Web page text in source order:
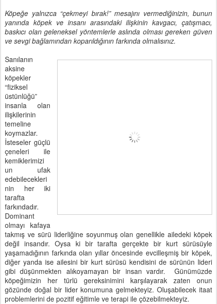
Köpeğe yalnızca “çekmeyi bırak!” mesajını vermediğinizin, bunun
yanında köpek ve insanı arasındaki ilişkinin kavgacı, çatışmacı,
baskıcı olan geleneksel yöntemlerle aslında olması gereken güven
ve sevgi bağlamından koparıldığının farkında olmalısınız.
Sanılanın
aksine
köpekler
“fiziksel
üstünlüğü”
insanla olan
ilişkilerinin
temeline
koymazlar.
İsteseler güçlü
çeneleri ile
kemiklerimizi
un ufak
edebilecekleri
nin her iki
tarafta
farkındadır.
Dominant
olmayı kafaya
takmış ve sürü liderliğine soyunmuş olan genellikle ailedeki köpek
değil insandır. Oysa ki bir tarafta gerçekte bir kurt sürüsüyle
yaşamadığının farkında olan yıllar öncesinde evcilleşmiş bir köpek,
diğer yanda ise ailesini bir kurt sürüsü kendisini de sürünün lideri
gibi düşünmekten alıkoyamayan bir insan vardır.
Günümüzde
köpeğimizin her türlü gereksinimini karşılayarak zaten onun
gözünde doğal bir lider konumuna gelmekteyiz. Oluşabilecek itaat
problemlerini de pozitif eğitimle ve terapi ile çözebilmekteyiz.